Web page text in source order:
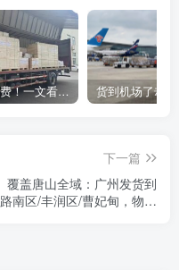
拒绝乱收费！一文看懂中国货代计费套路，教你避开所有隐形坑
下一篇
覆盖唐山全域：广州发货到
路南区/丰润区/曹妃甸，物流